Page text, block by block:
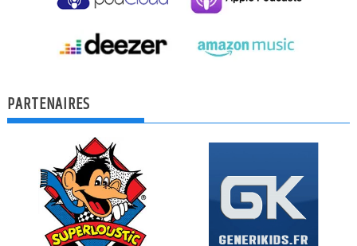
PARTENAIRES